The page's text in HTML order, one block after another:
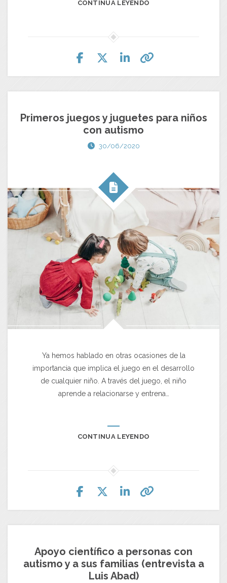
CONTINUA LEYENDO
Primeros juegos y juguetes para niños
con autismo
30/06/2020
Ya hemos hablado en otras ocasiones de la
importancia que implica el juego en el desarrollo
de cualquier niño. A través del juego, el niño
aprende a relacionarse y entrena…
CONTINUA LEYENDO
Apoyo científico a personas con
autismo y a sus familias (entrevista a
Luis Abad)